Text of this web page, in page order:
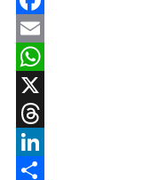
Facebook
Email
WhatsApp
X
Threads
LinkedIn